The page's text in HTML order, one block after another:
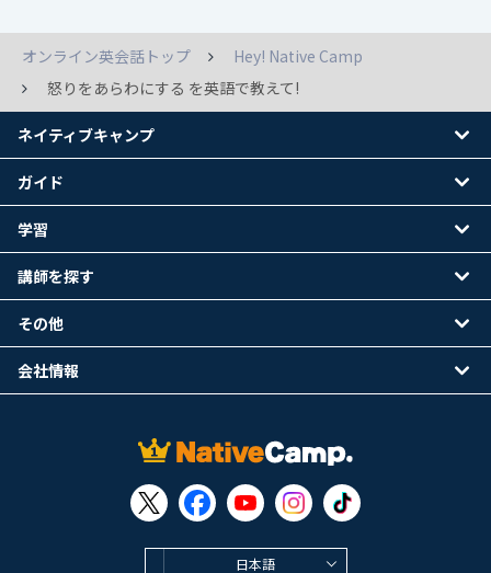
オンライン英会話トップ
Hey! Native Camp
怒りをあらわにする を英語で教えて!
日本語
ネイティブキャンプ
ガイド
学習
講師を探す
その他
会社情報